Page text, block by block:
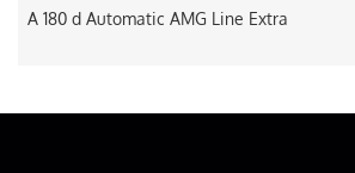
A 180 d Automatic AMG Line Extra